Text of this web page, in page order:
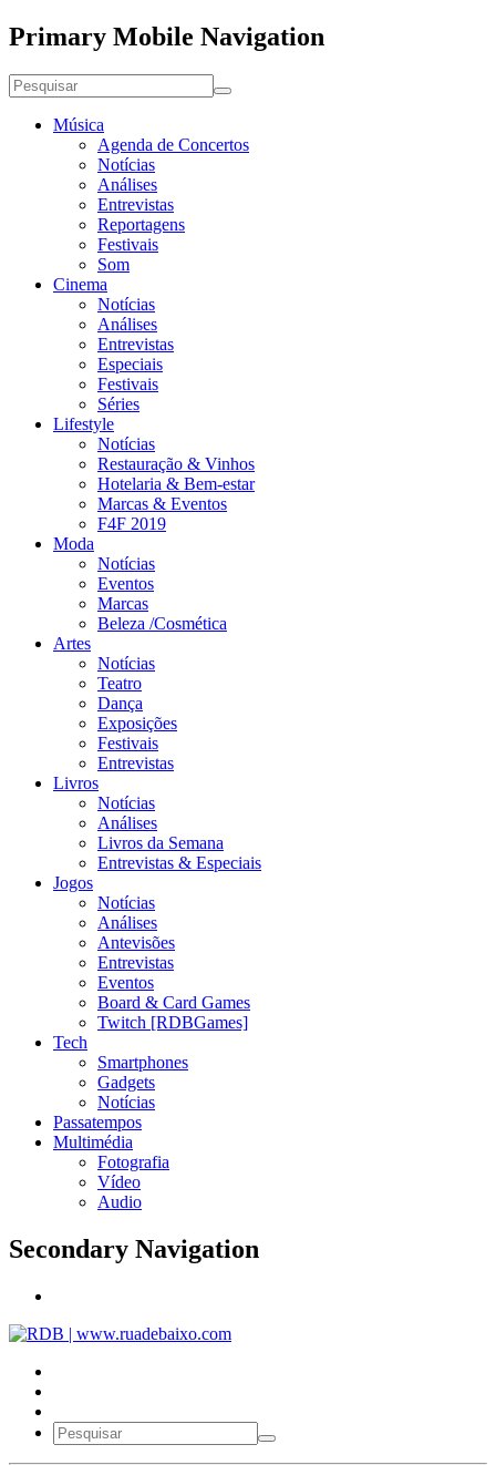
Primary Mobile Navigation
Música
Agenda de Concertos
Notícias
Análises
Entrevistas
Reportagens
Festivais
Som
Cinema
Notícias
Análises
Entrevistas
Especiais
Festivais
Séries
Lifestyle
Notícias
Restauração & Vinhos
Hotelaria & Bem-estar
Marcas & Eventos
F4F 2019
Moda
Notícias
Eventos
Marcas
Beleza /Cosmética
Artes
Notícias
Teatro
Dança
Exposições
Festivais
Entrevistas
Livros
Notícias
Análises
Livros da Semana
Entrevistas & Especiais
Jogos
Notícias
Análises
Antevisões
Entrevistas
Eventos
Board & Card Games
Twitch [RDBGames]
Tech
Smartphones
Gadgets
Notícias
Passatempos
Multimédia
Fotografia
Vídeo
Audio
Secondary Navigation